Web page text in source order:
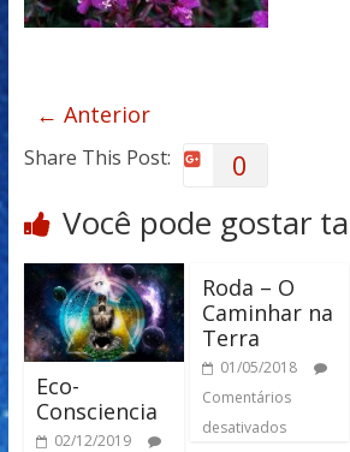
← Anterior
Share This Post: 0
Você pode gostar
Eco-
Consciencia
02/12/2019
Roda – O
Caminhar na
Terra
01/05/2018
Comentários
desativados